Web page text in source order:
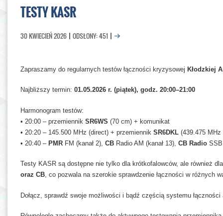
TESTY KASR
30 KWIECIEŃ 2026 ODSŁONY: 451
Zapraszamy do regularnych testów łączności kryzysowej Kłodzkiej
Najbliższy termin: 01.05.2026 r. (piątek), godz. 20:00–21:00
Harmonogram testów:
• 20:00 – przemiennik SR6WS (70 cm) + komunikat
• 20:20 – 145.500 MHz (direct) + przemiennik SR6DKL (439.475
• 20:40 – PMR FM (kanał 2), CB Radio AM (kanał 13), CB Radio SSB
Testy KASR są dostępne nie tylko dla krótkofalowców, ale również
oraz CB, co pozwala na szerokie sprawdzenie łączności w różnych
Dołącz, sprawdź swoje możliwości i bądź częścią systemu łączności